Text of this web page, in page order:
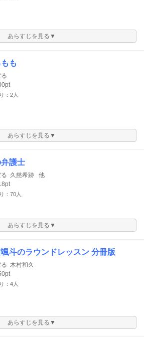
あらすじを見る▼
も
：2人
あらすじを見る▼
護士
久慈希跡 他
：70人
あらすじを見る▼
斗のラウンドレッスン 分冊版
木村和久
：4人
あらすじを見る▼